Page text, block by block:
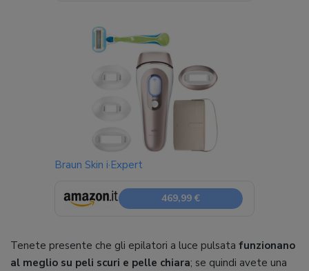
Braun Skin i·Expert
469,99 €
Tenete presente che gli epilatori a luce pulsata funzionano
al meglio su peli scuri e pelle chiara; se quindi avete una